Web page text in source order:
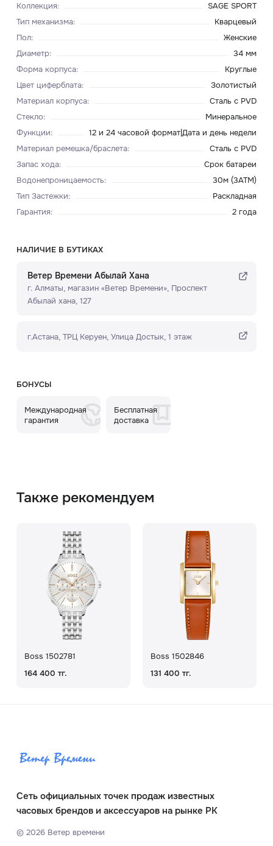
Коллекция:
SAGE SPORT
Тип механизма:
Кварцевый
Пол:
Женские
Диаметр:
34 мм
Форма корпуса:
Круглые
Цвет циферблата:
Золотистый
Материал корпуса:
Сталь с PVD
Стекло:
Минеральное
Функции:
12 и 24 часовой формат|Дата и день недели
Материал ремешка/браслета:
Сталь с PVD
Запас хода:
Срок батареи
Водонепроницаемость:
30м (3ATM)
Тип Застежки:
Раскладная
Гарантия: 2 года
НАЛИЧИЕ В БУТИКАХ
Ветер Времени Абылай Хана
г. Алматы, ​магазин «Ветер Времени»​, Проспект
Абылай хана, 127
г.Астана, ТРЦ Керуен​, Улица Достык, 1 этаж
БОНУСЫ
Международная
гарантия
Бесплатная
доставка
Также рекомендуем
Boss 1502781
164 400 тг.
Boss 1502846
131 400 тг.
Сеть официальных точек продаж известных
часовых брендов и аксессуаров на рынке РК
© 2026Ветер времени